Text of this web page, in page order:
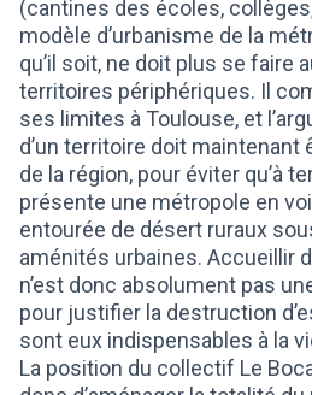
(cantines des écoles,
modèle d’urbanisme de la
qu’il soit, ne doit plus se faire
territoires périphériques. Il
ses limites à Toulouse, et
d’un territoire doit maintenant
de la région, pour éviter qu’à
présente une métropole en
entourée de désert ruraux
aménités urbaines. Accueillir
n’est donc absolument pas
pour justifier la destruction
sont eux indispensables à la
La position du collectif Le